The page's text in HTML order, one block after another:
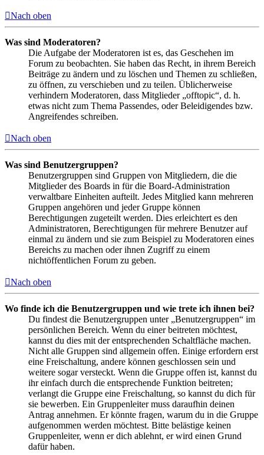
Nach oben
Was sind Moderatoren?
Die Aufgabe der Moderatoren ist es, das Geschehen im
Forum zu beobachten. Sie haben das Recht, in ihrem Bereich
Beiträge zu ändern und zu löschen und Themen zu schließen,
zu öffnen, zu verschieben und zu teilen. Üblicherweise
verhindern Moderatoren, dass Mitglieder „offtopic“, d. h.
etwas nicht zum Thema Passendes, oder Beleidigendes bzw.
Angreifendes schreiben.
Nach oben
Was sind Benutzergruppen?
Benutzergruppen sind Gruppen von Mitgliedern, die die
Mitglieder des Boards in für die Board-Administration
verwaltbare Einheiten aufteilt. Jedes Mitglied kann mehreren
Gruppen angehören und jeder Gruppe können
Berechtigungen zugeteilt werden. Dies erleichtert es den
Administratoren, Berechtigungen für mehrere Benutzer auf
einmal zu ändern und sie zum Beispiel zu Moderatoren eines
Bereichs zu machen oder ihnen Zugriff zu einem
nichtöffentlichen Forum zu geben.
Nach oben
Wo finde ich die Benutzergruppen und wie trete ich ihnen bei?
Du findest die Benutzergruppen unter „Benutzergruppen“ im
persönlichen Bereich. Wenn du einer beitreten möchtest,
kannst du dies mit der entsprechenden Schaltfläche machen.
Nicht alle Gruppen sind allgemein offen. Einige erfordern erst
eine Freischaltung, andere können geschlossen sein und
weitere sogar versteckt. Wenn die Gruppe offen ist, kannst du
ihr einfach durch die entsprechende Funktion beitreten;
verlangt die Gruppe eine Freischaltung, so kannst du dich für
sie bewerben. Ein Gruppenleiter muss daraufhin deinen
Antrag annehmen. Er könnte fragen, warum du in die Gruppe
aufgenommen werden möchtest. Bitte belästige keinen
Gruppenleiter, wenn er dich ablehnt, er wird einen Grund
dafür haben.